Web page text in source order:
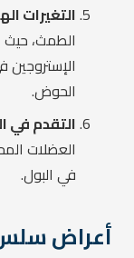
التغيرات
الطمث،
الحوض.
التقدم في
العضلات
في البول.
أعراض سلس